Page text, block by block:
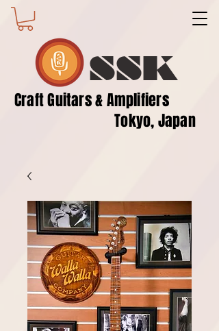
SSK
​Craft Guitars & Amplifiers
Tokyo, Japan